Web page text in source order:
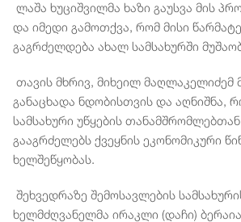
ლაშა ხუციშვილმა ხაზი გაუსვა მის
და იმედი გამოთქვა, რომ მისი
გაგრძელდება ახალ სამსახურში
თავის მხრივ, მიხეილ მაღლაკელიძემ
განაცხადა ნდობისთვის და აღნიშნა,
სამსახური უწყების
გააგრძელებს ქვეყნის ეკონომიკური
ხელშეწყობას.
შეხვედრაზე შემოსავლების
ხელმძღვანელმა ირაკლი (დაჩი)